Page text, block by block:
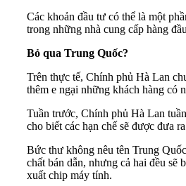
Các khoản đầu tư có thể là một
trong những nhà cung cấp hàng
Bỏ qua Trung Quốc?
Trên thực tế, Chính phủ Hà Lan
thêm e ngại những khách hàng có
Tuần trước, Chính phủ Hà Lan
cho biết các hạn chế sẽ được đưa
Bức thư không nêu tên Trung
chất bán dẫn, nhưng cả hai đều
xuất chip máy tính.